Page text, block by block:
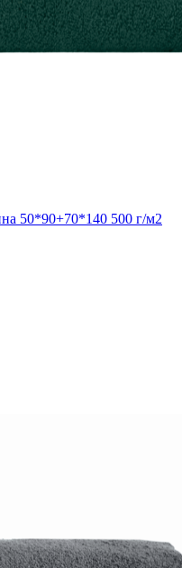
50*90+70*140 500 г/м2